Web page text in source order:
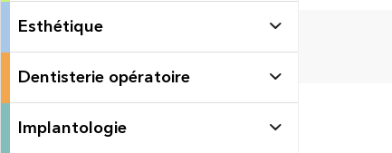
Esthétique
Dentisterie opératoire
Implantologie